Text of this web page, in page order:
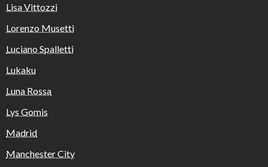
Lisa Vittozzi
Lorenzo Musetti
Luciano Spalletti
Lukaku
Luna Rossa
Lys Gomis
Madrid
Manchester City